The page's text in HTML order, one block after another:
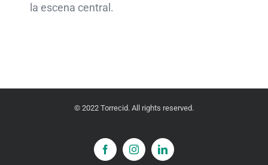
la escena central.
© 2022 Torrecid. All rights reserved.
FacebookInstagramLinkedIn